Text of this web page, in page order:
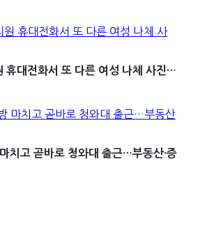
휴대전화서 또 다른 여성 나체 사진…
치고 곧바로 청와대 출근…부동산·증